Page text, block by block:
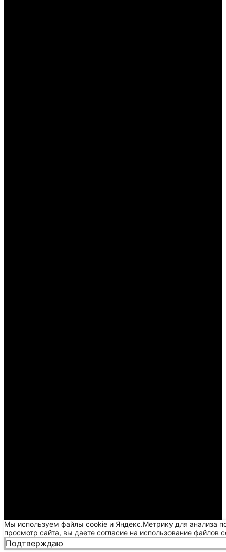
Мы используем файлы cookie и Яндекс.Метрику для анализа
просмотр сайта, вы даете согласие на использование файлов
Подтверждаю